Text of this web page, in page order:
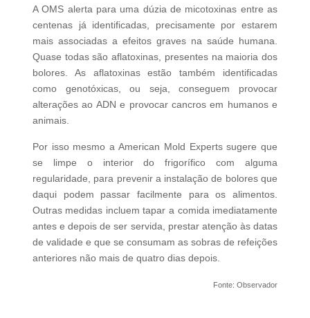
A OMS alerta para uma dúzia de micotoxinas entre as
centenas já identificadas, precisamente por estarem
mais associadas a efeitos graves na saúde humana.
Quase todas são aflatoxinas, presentes na maioria dos
bolores. As aflatoxinas estão também identificadas
como genotóxicas, ou seja, conseguem provocar
alterações ao ADN e provocar cancros em humanos e
animais.
Por isso mesmo a American Mold Experts sugere que
se limpe o interior do frigorífico com alguma
regularidade, para prevenir a instalação de bolores que
daqui podem passar facilmente para os alimentos.
Outras medidas incluem tapar a comida imediatamente
antes e depois de ser servida, prestar atenção às datas
de validade e que se consumam as sobras de refeições
anteriores não mais de quatro dias depois.
Fonte: Observador